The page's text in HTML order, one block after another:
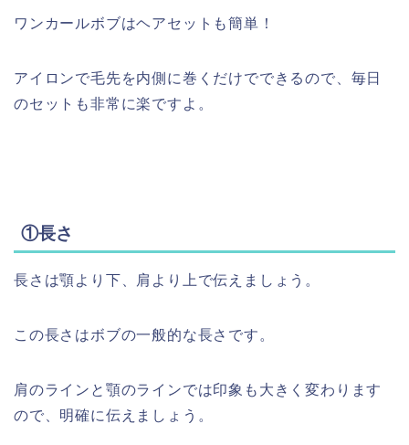
ワンカールボブはヘアセットも簡単！
アイロンで毛先を内側に巻くだけでできるので、毎日
のセットも非常に楽ですよ。
①長さ
長さは顎より下、肩より上で伝えましょう。
この長さはボブの一般的な長さです。
肩のラインと顎のラインでは印象も大きく変わります
ので、明確に伝えましょう。